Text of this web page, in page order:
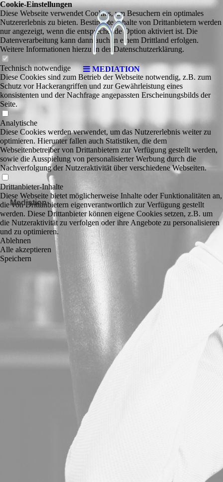
MEDIATION
Mediation
Cookie-Einstellungen
Diese Webseite verwendet Cookies, um Besuchern ein optimales
Nutzererlebnis zu bieten. Bestimmte Inhalte von Drittanbietern werden
nur angezeigt, wenn die entsprechende Option aktiviert ist. Die
Datenverarbeitung kann dann auch in einem Drittland erfolgen.
Weitere Informationen hierzu in der Datenschutzerklärung.
Technisch notwendige
Diese Cookies sind zum Betrieb der Webseite notwendig, z.B. zum
Schutz vor Hackerangriffen und zur Gewährleistung eines
konsistenten und der Nachfrage angepassten Erscheinungsbilds der
Seite.
Analytische
Diese Cookies werden verwendet, um das Nutzererlebnis weiter zu
optimieren. Hierunter fallen auch Statistiken, die dem
Webseitenbetreiber von Drittanbietern zur Verfügung gestellt werden,
sowie die Ausspielung von personalisierter Werbung durch die
Nachverfolgung der Nutzeraktivität über verschiedene Webseiten.
Drittanbieter-Inhalte
Diese Webseite bietet möglicherweise Inhalte oder Funktionalitäten an,
die von Drittanbietern eigenverantwortlich zur Verfügung gestellt
werden. Diese Drittanbieter können eigene Cookies setzen, z.B. um
die Nutzeraktivität zu verfolgen oder ihre Angebote zu personalisieren
und zu optimieren.
Ablehnen
Alle akzeptieren
Speichern